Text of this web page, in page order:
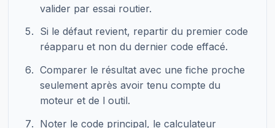
valider par essai routier.
Si le défaut revient, repartir du premier code
réapparu et non du dernier code effacé.
Comparer le résultat avec une fiche proche
seulement après avoir tenu compte du
moteur et de l outil.
Noter le code principal, le calculateur